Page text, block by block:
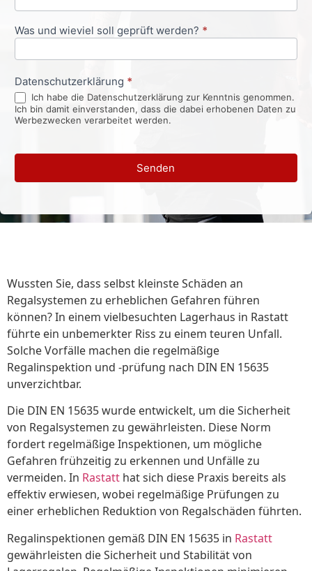
Was und wieviel soll geprüft werden? *
Datenschutzerklärung *
Ich habe die Datenschutzerklärung zur Kenntnis genommen.
Ich bin damit einverstanden, dass die dabei erhobenen Daten zu
Werbezwecken verarbeitet werden.
Senden
Wussten Sie, dass selbst kleinste Schäden an
Regalsystemen zu erheblichen Gefahren führen
können? In einem vielbesuchten Lagerhaus in Rastatt
führte ein unbemerkter Riss zu einem teuren Unfall.
Solche Vorfälle machen die regelmäßige
Regalinspektion und -prüfung nach DIN EN 15635
unverzichtbar.
Die DIN EN 15635 wurde entwickelt, um die Sicherheit
von Regalsystemen zu gewährleisten. Diese Norm
fordert regelmäßige Inspektionen, um mögliche
Gefahren frühzeitig zu erkennen und Unfälle zu
vermeiden. In Rastatt hat sich diese Praxis bereits als
effektiv erwiesen, wobei regelmäßige Prüfungen zu
einer erheblichen Reduktion von Regalschäden führten.
Regalinspektionen gemäß DIN EN 15635 in Rastatt
gewährleisten die Sicherheit und Stabilität von